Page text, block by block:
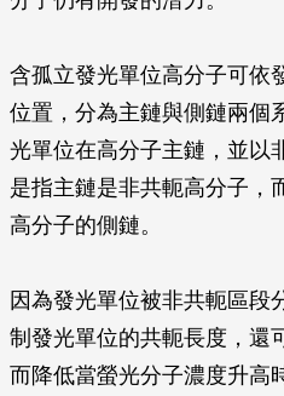
含孤立發光單位高分子可依
位置，分為主鏈與側鏈兩個
光單位在高分子主鏈，並以
是指主鏈是非共軛高分子，
高分子的側鏈。
因為發光單位被非共軛區段
制發光單位的共軛長度，還
而降低當螢光分子濃度升高